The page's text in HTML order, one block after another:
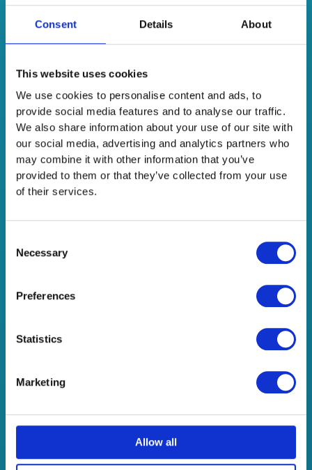
Consent Details About
This website uses cookies
We use cookies to personalise content and ads, to
provide social media features and to analyse our traffic.
We also share information about your use of our site with
our social media, advertising and analytics partners who
may combine it with other information that you’ve
provided to them or that they’ve collected from your use
of their services.
Selection
Necessary
Preferences
Statistics
Marketing
Allow all
5 Νέα Instagram Features
Leave a Comment /Marketing/Netsteps
Ολοκληρώνουμε το πρώτο τρίμηνο του έτους και τα νέα
features των αγαπημένων marketing μέσων έχουν
πολλαπλασιαστεί. Το Instagram μόνο έχει προσθέσει 5
δημιουργούς του app. Insta Shopping Το Instagram shop
είναι μια δυνατότητα στο Instagram που επιτρέπει στους
χρήστες να δημιουργήσουν ένα ηλεκτρονικό κατάστημα
ή
στα
#Hashtags
Facebook;